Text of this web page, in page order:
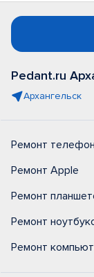
Pedant.ru
Архангельск
Ремонт
Ремонт Apple
Ремонт
Ремонт
Ремонт